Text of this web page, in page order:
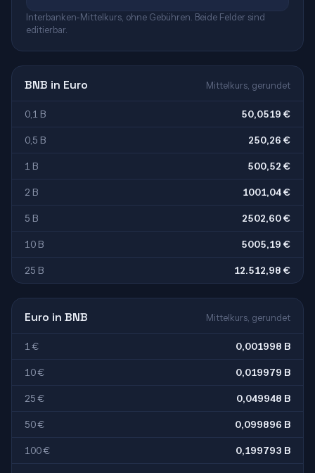
Interbanken-Mittelkurs, ohne Gebühren. Beide Felder sind
editierbar.
BNB in Euro Mittelkurs, gerundet
0,1 B 50,0519 €
0,5 B 250,26 €
1 B 500,52 €
2 B 1001,04 €
5 B 2502,60 €
10 B 5005,19 €
25 B 12.512,98 €
Euro in BNB Mittelkurs, gerundet
1 € 0,001998 B
10 € 0,019979 B
25 € 0,049948 B
50 € 0,099896 B
100 € 0,199793 B